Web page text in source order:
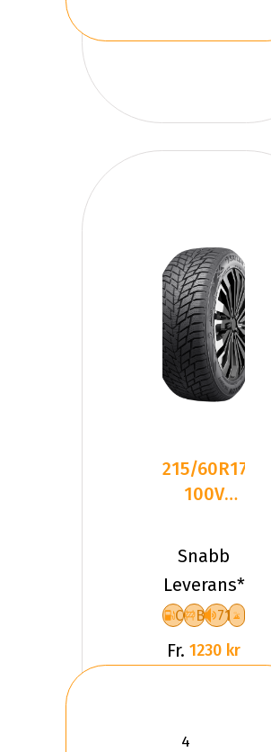
215/60R17
100V
BLAZER
ALPINE
Snabb
Leverans*
C B 71
Fr. 1230 kr